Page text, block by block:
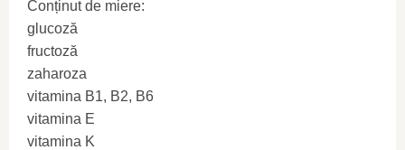
Conținut de miere:
glucoză
fructoză
zaharoza
vitamina B1, B2, B6
vitamina E
vitamina K